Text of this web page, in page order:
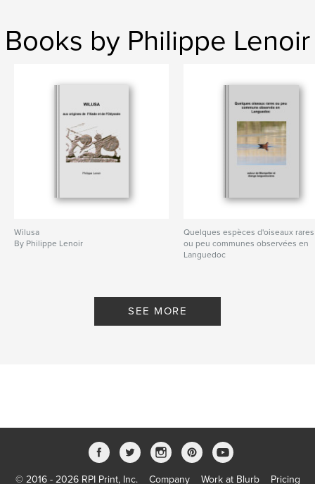
Books by Philippe Lenoir
Wilusa
By Philippe Lenoir
Quelques espèces d'oiseaux rares
ou peu communes observées en
Languedoc
SEE MORE
© 2016 - 2026 RPI Print, Inc. Company Work at Blurb Pricing